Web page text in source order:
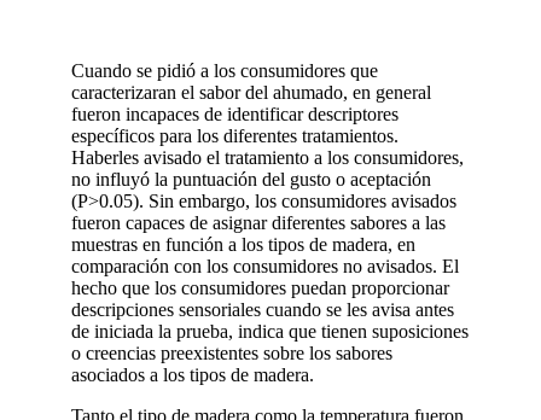
Cuando se pidió a los consumidores que
caracterizaran el sabor del ahumado, en general
fueron incapaces de identificar descriptores
específicos para los diferentes tratamientos.
Haberles avisado el tratamiento a los consumidores,
no influyó la puntuación del gusto o aceptación
(P>0.05). Sin embargo, los consumidores avisados
fueron capaces de asignar diferentes sabores a las
muestras en función a los tipos de madera, en
comparación con los consumidores no avisados. El
hecho que los consumidores puedan proporcionar
descripciones sensoriales cuando se les avisa antes
de iniciada la prueba, indica que tienen suposiciones
o creencias preexistentes sobre los sabores
asociados a los tipos de madera.